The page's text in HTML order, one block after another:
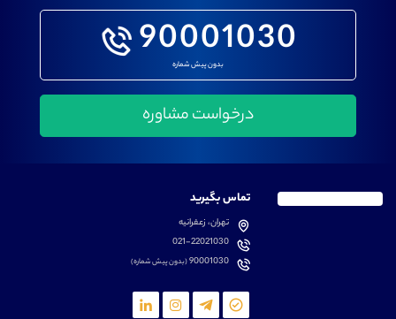
90001030
بدون پیش شماره
تماس بگیرید
تهران، زعفرانیه
021-22021030
90001030(بدون پیش شماره)